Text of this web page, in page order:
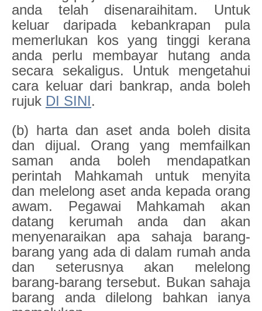
anda telah disenaraihitam. Untuk
keluar daripada kebankrapan pula
memerlukan kos yang tinggi kerana
anda perlu membayar hutang anda
secara sekaligus. Untuk mengetahui
cara keluar dari bankrap, anda boleh
rujuk DI SINI.
(b) harta dan aset anda boleh disita
dan dijual. Orang yang memfailkan
saman anda boleh mendapatkan
perintah Mahkamah untuk menyita
dan melelong aset anda kepada orang
awam. Pegawai Mahkamah akan
datang kerumah anda dan akan
menyenaraikan apa sahaja barang-
barang yang ada di dalam rumah anda
dan seterusnya akan melelong
barang-barang tersebut. Bukan sahaja
barang anda dilelong bahkan ianya